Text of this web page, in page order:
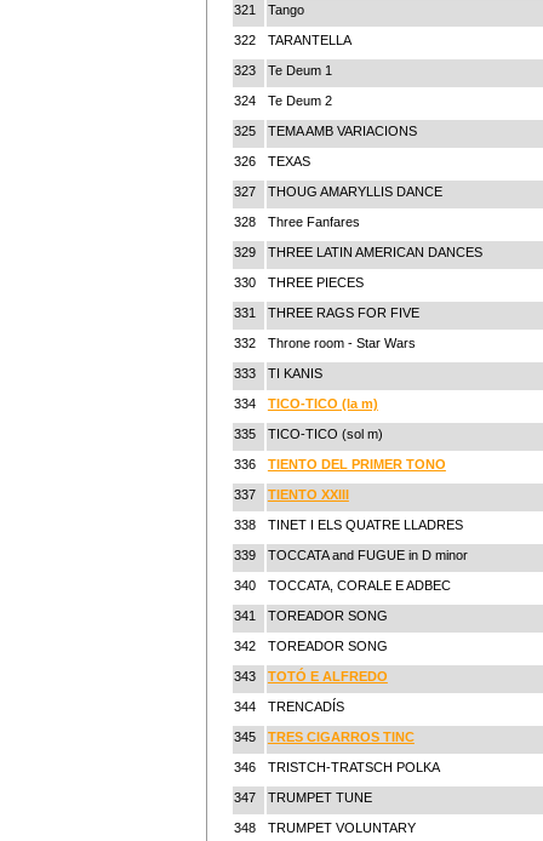
321 Tango
322 TARANTELLA
323 Te Deum 1
324 Te Deum 2
325 TEMA AMB VARIACIONS
326 TEXAS
327 THOUG AMARYLLIS DANCE
328 Three Fanfares
329 THREE LATIN AMERICAN DANCES
330 THREE PIECES
331 THREE RAGS FOR FIVE
332 Throne room - Star Wars
333 TI KANIS
334 TICO-TICO (la m)
335 TICO-TICO (sol m)
336 TIENTO DEL PRIMER TONO
337 TIENTO XXIII
338 TINET I ELS QUATRE LLADRES
339 TOCCATA and FUGUE in D minor
340 TOCCATA, CORALE E ADBEC
341 TOREADOR SONG
342 TOREADOR SONG
343 TOTÓ E ALFREDO
344 TRENCADÍS
345 TRES CIGARROS TINC
346 TRISTCH-TRATSCH POLKA
347 TRUMPET TUNE
348 TRUMPET VOLUNTARY